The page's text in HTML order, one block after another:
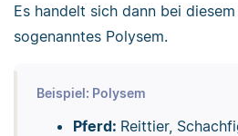
Es handelt sich dann bei
sogenanntes Polysem.
Beispiel: Polysem
Pferd: Reittier,